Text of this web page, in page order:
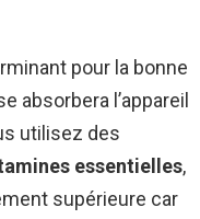
pour la bonne
absorbera l’appareil
utilisez des
essentielles,
supérieure car